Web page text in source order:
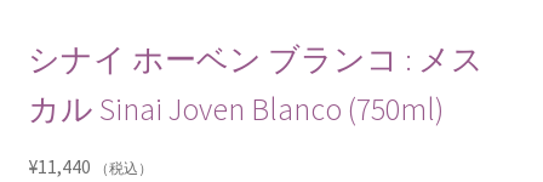
シナイ ホーベン ブランコ : メス
カル Sinai Joven Blanco (750ml)
¥11,440 （税込）